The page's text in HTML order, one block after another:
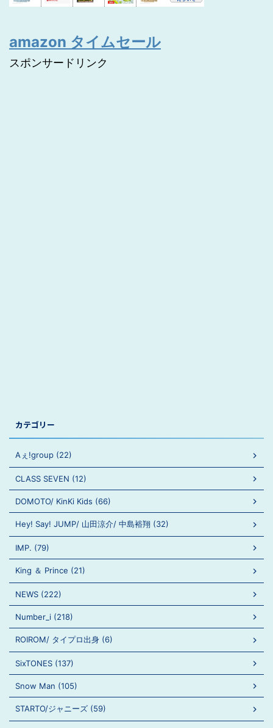
amazon タイムセール
スポンサードリンク
カテゴリー
Aぇ!group (22)
CLASS SEVEN (12)
DOMOTO/ KinKi Kids (66)
Hey! Say! JUMP/ 山田涼介/ 中島裕翔 (32)
IMP. (79)
King ＆ Prince (21)
NEWS (222)
Number_i (218)
ROIROM/ タイプロ出身 (6)
SixTONES (137)
Snow Man (105)
STARTO/ジャニーズ (59)